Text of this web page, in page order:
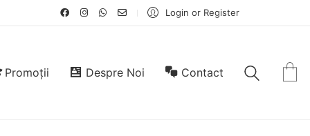
Login or Register
Promoții Despre Noi Contact